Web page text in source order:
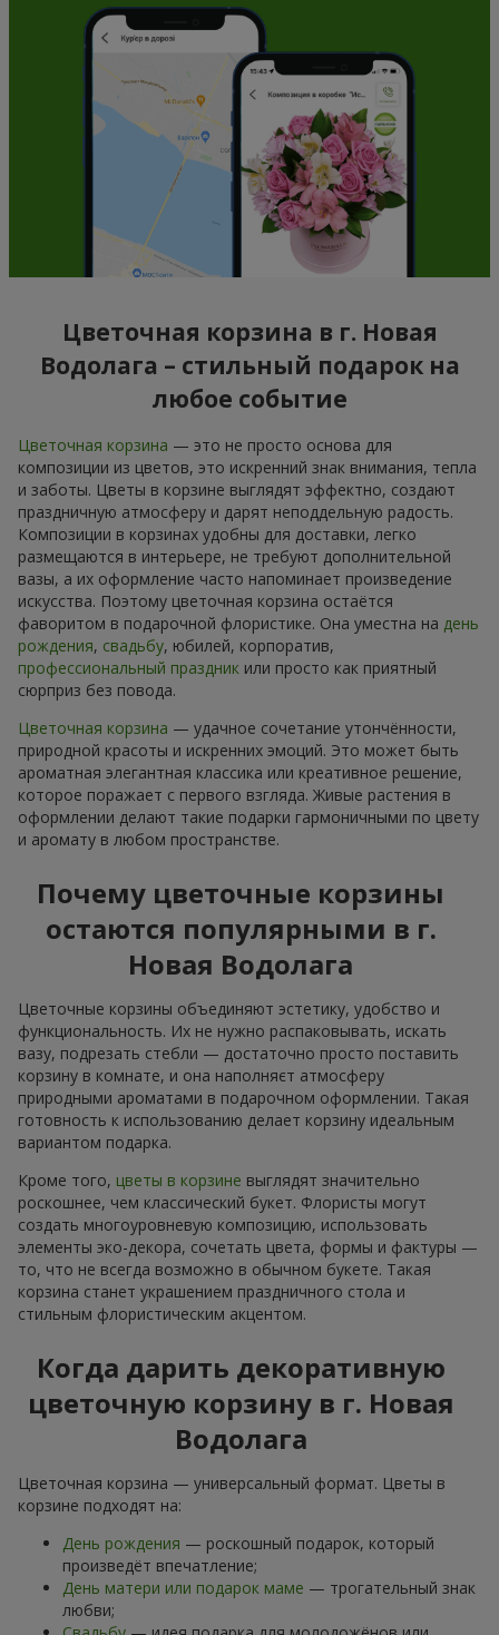
Цветочная корзина в г. Новая
Водолага – стильный подарок на
любое событие
Цветочная корзина — это не просто основа для
композиции из цветов, это искренний знак внимания, тепла
и заботы. Цветы в корзине выглядят эффектно, создают
праздничную атмосферу и дарят неподдельную радость.
Композиции в корзинах удобны для доставки, легко
размещаются в интерьере, не требуют дополнительной
вазы, а их оформление часто напоминает произведение
искусства. Поэтому цветочная корзина остаётся
фаворитом в подарочной флористике. Она уместна на день
рождения, свадьбу, юбилей, корпоратив,
профессиональный праздник или просто как приятный
сюрприз без повода.
Цветочная корзина — удачное сочетание утончённости,
природной красоты и искренних эмоций. Это может быть
ароматная элегантная классика или креативное решение,
которое поражает с первого взгляда. Живые растения в
оформлении делают такие подарки гармоничными по цвету
и аромату в любом пространстве.
Почему цветочные корзины
остаются популярными в г.
Новая Водолага
Цветочные корзины объединяют эстетику, удобство и
функциональность. Их не нужно распаковывать, искать
вазу, подрезать стебли — достаточно просто поставить
корзину в комнате, и она наполняєт атмосферу
природными ароматами в подарочном оформлении. Такая
готовность к использованию делает корзину идеальным
вариантом подарка.
Кроме того, цветы в корзине выглядят значительно
роскошнее, чем классический букет. Флористы могут
создать многоуровневую композицию, использовать
элементы эко-декора, сочетать цвета, формы и фактуры —
то, что не всегда возможно в обычном букете. Такая
корзина станет украшением праздничного стола и
стильным флористическим акцентом.
Когда дарить декоративную
цветочную корзину в г. Новая
Водолага
Цветочная корзина — универсальный формат. Цветы в
корзине подходят на:
День рождения — роскошный подарок, который
произведёт впечатление;
День матери или подарок маме — трогательный знак
любви;